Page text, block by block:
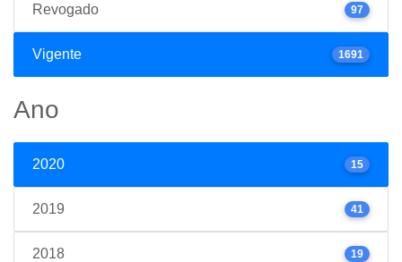
Revogado 97
Vigente 1691
Ano
2020 15
2019 41
2018 19